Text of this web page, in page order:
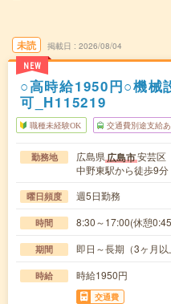
未読
NEW
掲載日 2026/08/04
○高時給1950円○機械
可_H115219
職種未経験OK 交通費別途支給あ
勤務地 広島県広島市安芸区
中野東駅から徒歩9分
曜日頻度 週5日勤務
時間 8:30～17:00(休憩
期間 即日～長期（3ヶ月
時給 時給1950円
交通費